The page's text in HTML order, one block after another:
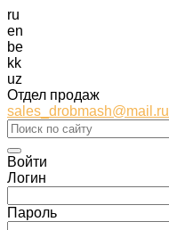
ru
en
be
kk
uz
Отдел продаж
sales_drobmash@mail.ru
Войти
Логин
Пароль